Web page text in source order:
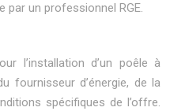
par un professionnel RGE.
l’installation d’un poêle à
fournisseur d’énergie, de la
spécifiques de l’offre.